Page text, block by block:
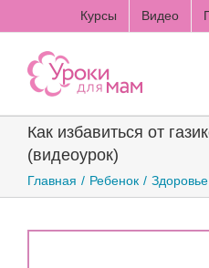
to
content
Курсы Видео
Как избавиться от
(видеоурок)
Главная Ребенок